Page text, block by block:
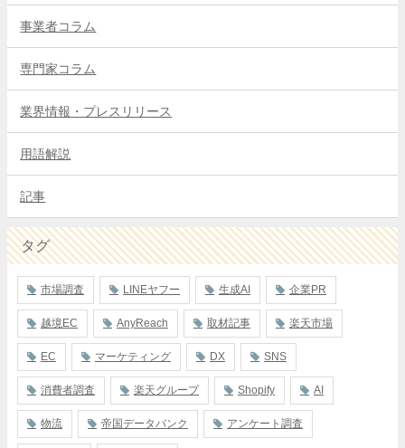
事業者コラム
専門家コラム
業界情報・プレスリリース
用語解説
記事
タグ
市場調査 LINEヤフー 生成AI 企業PR
越境EC AnyReach 取材記事 楽天市場
EC マーケティング DX SNS
消費者調査 楽天グループ Shopify AI
物流 帝国データバンク アンケート調査